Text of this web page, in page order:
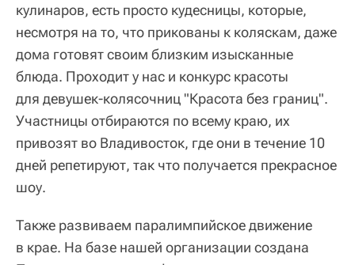
кулинаров, есть просто кудесницы, которые,
несмотря на то, что прикованы к коляскам, даже
дома готовят своим близким изысканные
блюда. Проходит у нас и конкурс красоты
для девушек-колясочниц "Красота без границ".
Участницы отбираются по всему краю, их
привозят во Владивосток, где они в течение 10
дней репетируют, так что получается прекрасное
шоу.
Также развиваем паралимпийское движение
в крае. На базе нашей организации создана